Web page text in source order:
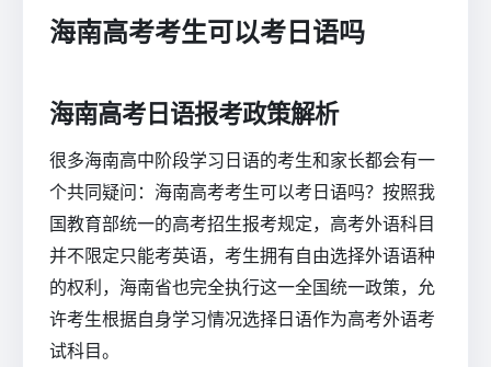
海南高考考生可以考日语吗
海南高考日语报考政策解析
很多海南高中阶段学习日语的考生和家长都会有一
个共同疑问：海南高考考生可以考日语吗？按照我
国教育部统一的高考招生报考规定，高考外语科目
并不限定只能考英语，考生拥有自由选择外语语种
的权利，海南省也完全执行这一全国统一政策，允
许考生根据自身学习情况选择日语作为高考外语考
试科目。